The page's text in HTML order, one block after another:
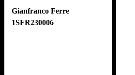
Gianfranco Ferre
1SFR230006